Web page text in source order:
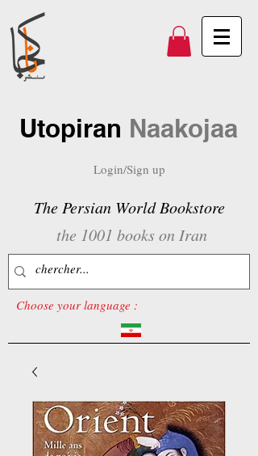
Utopiran Naakojaa
Login/Sign up
The Persian World Bookstore
the 1001 books on Iran
Choose your language :